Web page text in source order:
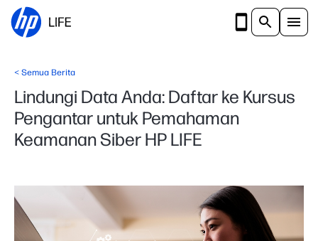
Langsung ke konten utama
< Semua Berita
Lindungi Data Anda: Daftar ke Kursus
Pengantar untuk Pemahaman
Keamanan Siber HP LIFE